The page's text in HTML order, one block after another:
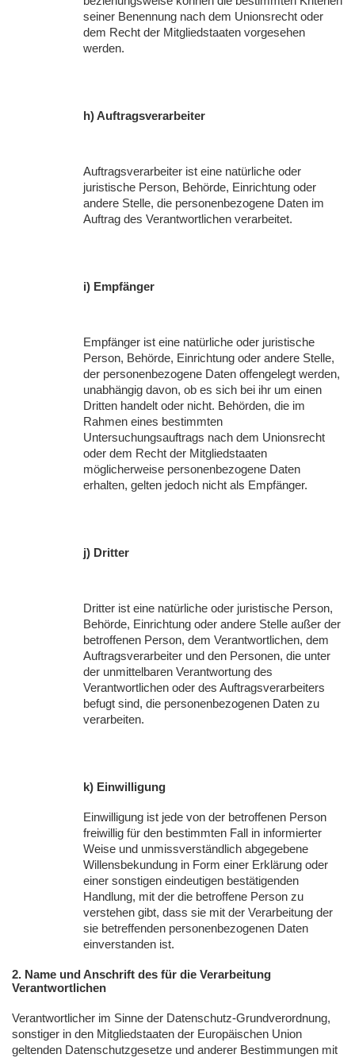
seiner Benennung nach dem Unionsrecht oder
dem Recht der Mitgliedstaaten vorgesehen
werden.
h) Auftragsverarbeiter
Auftragsverarbeiter ist eine natürliche oder
juristische Person, Behörde, Einrichtung oder
andere Stelle, die personenbezogene Daten im
Auftrag des Verantwortlichen verarbeitet.
i) Empfänger
Empfänger ist eine natürliche oder juristische
Person, Behörde, Einrichtung oder andere Stelle,
der personenbezogene Daten offengelegt werden,
unabhängig davon, ob es sich bei ihr um einen
Dritten handelt oder nicht. Behörden, die im
Rahmen eines bestimmten
Untersuchungsauftrags nach dem Unionsrecht
oder dem Recht der Mitgliedstaaten
möglicherweise personenbezogene Daten
erhalten, gelten jedoch nicht als Empfänger.
j) Dritter
Dritter ist eine natürliche oder juristische Person,
Behörde, Einrichtung oder andere Stelle außer der
betroffenen Person, dem Verantwortlichen, dem
Auftragsverarbeiter und den Personen, die unter
der unmittelbaren Verantwortung des
Verantwortlichen oder des Auftragsverarbeiters
befugt sind, die personenbezogenen Daten zu
verarbeiten.
k) Einwilligung
Einwilligung ist jede von der betroffenen Person
freiwillig für den bestimmten Fall in informierter
Weise und unmissverständlich abgegebene
Willensbekundung in Form einer Erklärung oder
einer sonstigen eindeutigen bestätigenden
Handlung, mit der die betroffene Person zu
verstehen gibt, dass sie mit der Verarbeitung der
sie betreffenden personenbezogenen Daten
einverstanden ist.
2. Name und Anschrift des für die Verarbeitung
Verantwortlichen
Verantwortlicher im Sinne der Datenschutz-Grundverordnung,
sonstiger in den Mitgliedstaaten der Europäischen Union
geltenden Datenschutzgesetze und anderer Bestimmungen mit